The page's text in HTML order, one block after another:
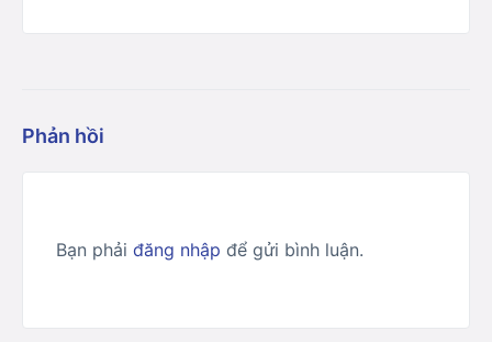
Phản hồi
Bạn phải đăng nhập để gửi bình luận.